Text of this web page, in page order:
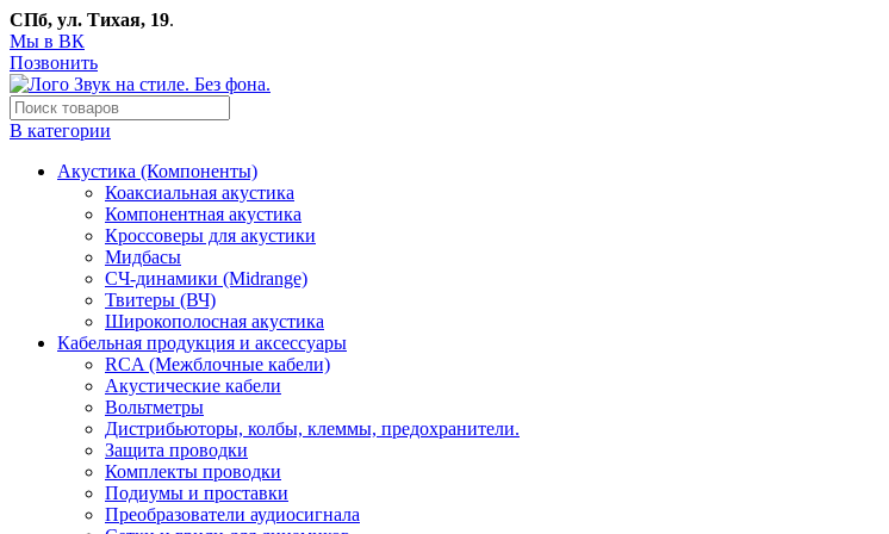
СПб, ул. Тихая, 19.
Мы в ВК
Позвонить
В категории
Акустика (Компоненты)
Коаксиальная акустика
Компонентная акустика
Кроссоверы для акустики
Мидбасы
СЧ-динамики (Midrange)
Твитеры (ВЧ)
Широкополосная акустика
Кабельная продукция и аксессуары
RCA (Межблочные кабели)
Акустические кабели
Вольтметры
Дистрибьюторы, колбы, клеммы, предохранители.
Защита проводки
Комплекты проводки
Подиумы и проставки
Преобразователи аудиосигнала